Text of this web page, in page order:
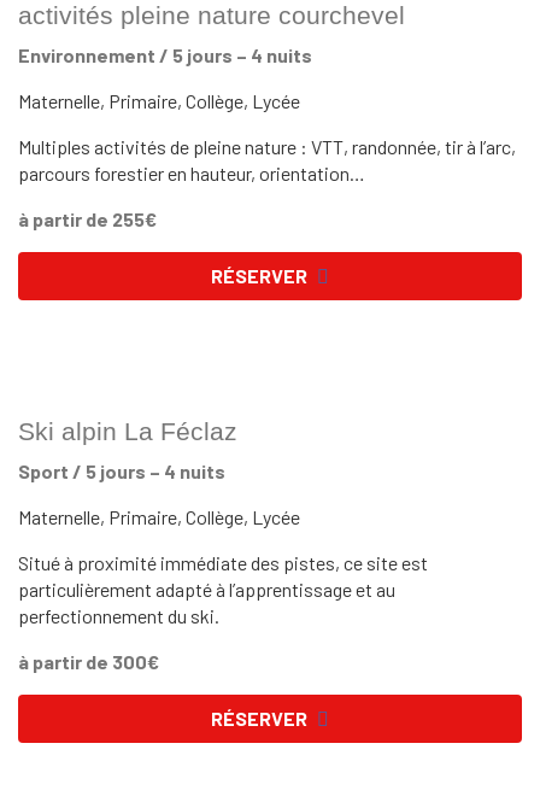
activités pleine nature courchevel
Environnement / 5 jours – 4 nuits
Maternelle, Primaire, Collège, Lycée
Multiples activités de pleine nature : VTT, randonnée, tir à l’arc,
parcours forestier en hauteur, orientation…
à partir de 255€
RÉSERVER
Ski alpin La Féclaz
Sport / 5 jours – 4 nuits
Maternelle, Primaire, Collège, Lycée
Situé à proximité immédiate des pistes, ce site est
particulièrement adapté à l’apprentissage et au
perfectionnement du ski.
à partir de 300€
RÉSERVER